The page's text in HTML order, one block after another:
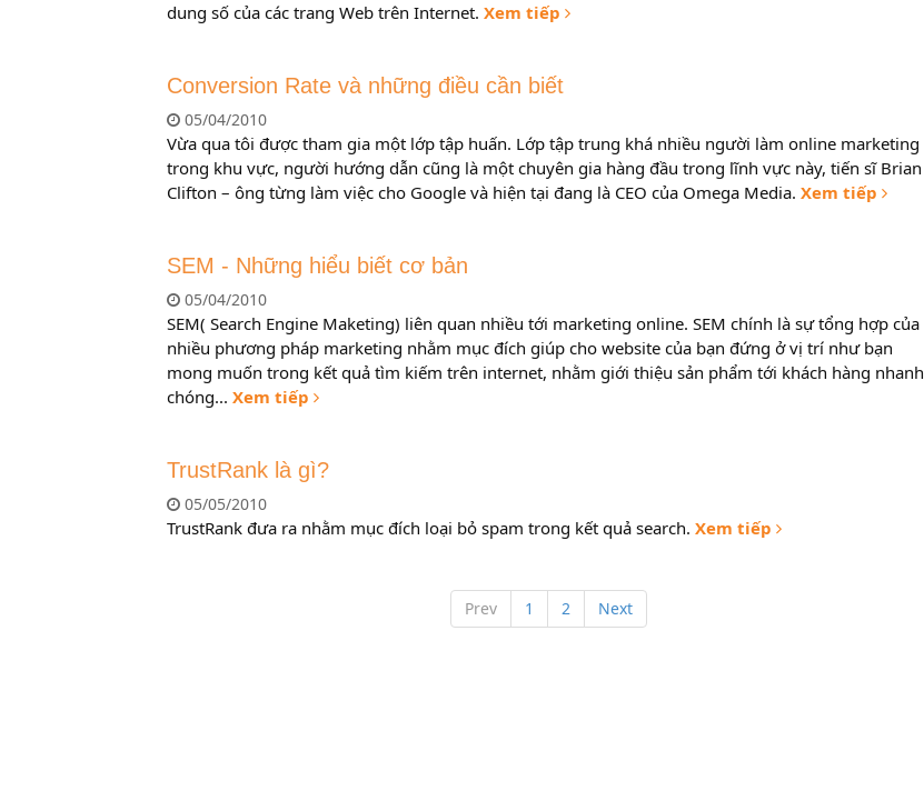
dung số của các trang Web trên Internet. Xem tiếp
Conversion Rate và những điều cần biết
05/04/2010
Vừa qua tôi được tham gia một lớp tập huấn. Lớp tập trung khá nhiều người làm online marketing
trong khu vực, người hướng dẫn cũng là một chuyên gia hàng đầu trong lĩnh vực này, tiến sĩ Brian
Clifton – ông từng làm việc cho Google và hiện tại đang là CEO của Omega Media. Xem tiếp
SEM - Những hiểu biết cơ bản
05/04/2010
SEM( Search Engine Maketing) liên quan nhiều tới marketing online. SEM chính là sự tổng hợp của
nhiều phương pháp marketing nhằm mục đích giúp cho website của bạn đứng ở vị trí như bạn
mong muốn trong kết quả tìm kiếm trên internet, nhằm giới thiệu sản phẩm tới khách hàng nhanh
chóng... Xem tiếp
TrustRank là gì?
05/05/2010
TrustRank đưa ra nhằm mục đích loại bỏ spam trong kết quả search. Xem tiếp
Prev 1 2 Next